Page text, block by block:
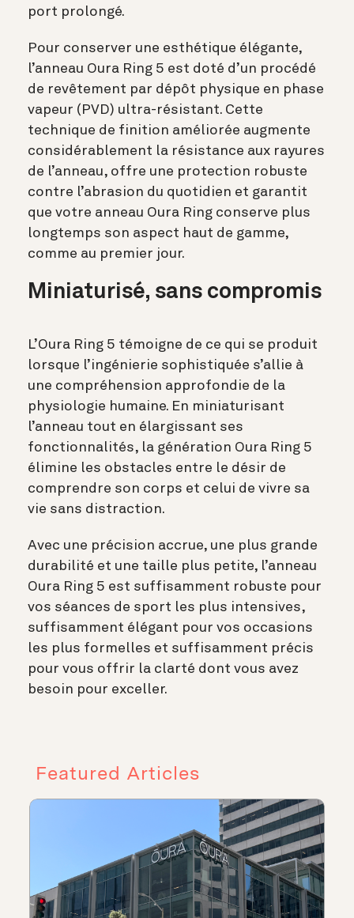
port prolongé.
Pour conserver une esthétique élégante,
l’anneau Oura Ring 5 est doté d’un procédé
de revêtement par dépôt physique en phase
vapeur (PVD) ultra-résistant. Cette
technique de finition améliorée augmente
considérablement la résistance aux rayures
de l’anneau, offre une protection robuste
contre l’abrasion du quotidien et garantit
que votre anneau Oura Ring conserve plus
longtemps son aspect haut de gamme,
comme au premier jour.
Miniaturisé, sans compromis
L’Oura Ring 5 témoigne de ce qui se produit
lorsque l’ingénierie sophistiquée s’allie à
une compréhension approfondie de la
physiologie humaine. En miniaturisant
l’anneau tout en élargissant ses
fonctionnalités, la génération Oura Ring 5
élimine les obstacles entre le désir de
comprendre son corps et celui de vivre sa
vie sans distraction.
Avec une précision accrue, une plus grande
durabilité et une taille plus petite, l’anneau
Oura Ring 5 est suffisamment robuste pour
vos séances de sport les plus intensives,
suffisamment élégant pour vos occasions
les plus formelles et suffisamment précis
pour vous offrir la clarté dont vous avez
besoin pour exceller.
Featured Articles